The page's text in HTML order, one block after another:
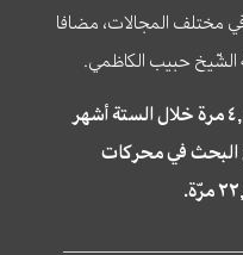
مختلف المجالات، مضافا
حبيب الكاظمي.
تمّت زيارة موقع سراج ٤,٨٠٠,٠٠٠ مرة خلال الستة أشهر
البحث في محركات